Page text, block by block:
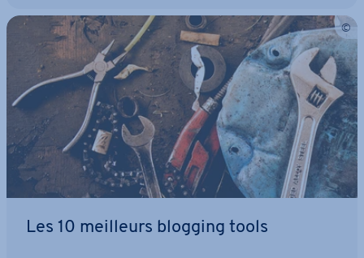
Les 10 meilleurs blogging tools